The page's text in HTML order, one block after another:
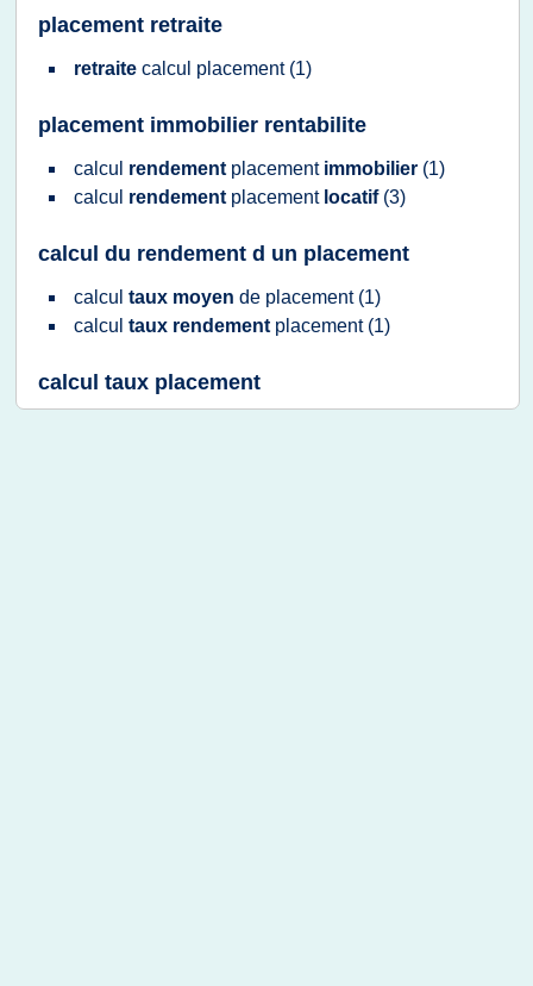
placement retraite
retraite calcul placement (1)
placement immobilier rentabilite
calcul rendement placement immobilier (1)
calcul rendement placement locatif (3)
calcul du rendement d un placement
calcul taux moyen de placement (1)
calcul taux rendement placement (1)
calcul taux placement